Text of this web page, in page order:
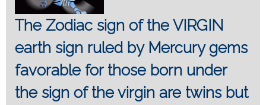
The Zodiac sign of the VIRGIN
earth sign ruled by Mercury gems
favorable for those born under
the sign of the virgin are twins but